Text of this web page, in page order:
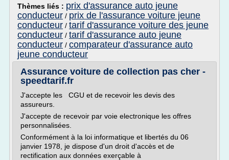
Thèmes liés : prix d'assurance auto jeune
conducteur / prix de l'assurance voiture jeune
conducteur / tarif d'assurance voiture des jeune
conducteur / tarif d'assurance auto jeune
conducteur / comparateur d'assurance auto
jeune conducteur
Assurance voiture de collection pas cher -
speedtarif.fr
J'accepte les CGU et de recevoir les devis des
assureurs.
J'accepte de recevoir par voie electronique les offres
personnalisées.
Conformément à la loi informatique et libertés du 06
janvier 1978, je dispose d'un droit d'accès et de
rectification aux données exerçable à